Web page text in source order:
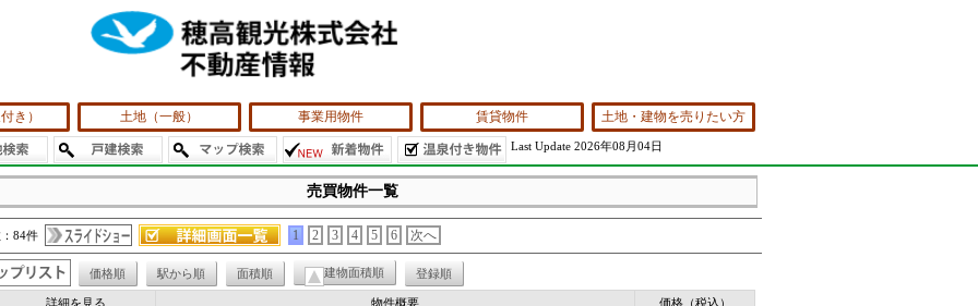
き） 土地（一般） 事業用物件 賃貸物件 土地・建物を売りたい方
Last Update 2026年08月04日
売買物件一覧
84件 1 2 3 4 5 6 次へ
価格順 駅から順 面積順 建物面積順 登録順
詳細を見る 物件概要 価格（税込）